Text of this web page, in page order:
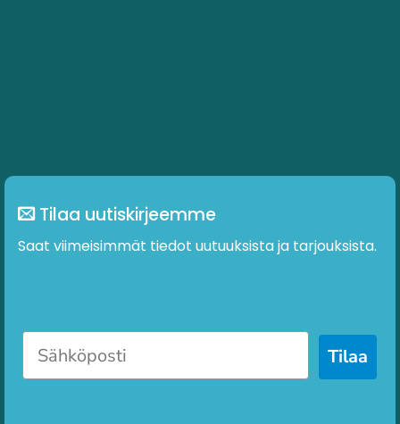
Tilaa uutiskirjeemme
Saat viimeisimmät tiedot uutuuksista ja tarjouksista.
Tilaa